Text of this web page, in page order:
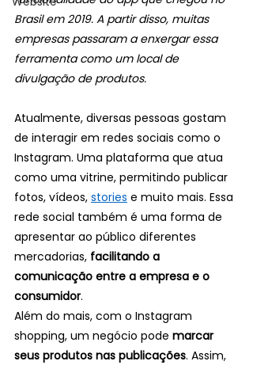
Brasil em 2019. A partir disso, muitas
empresas passaram a enxergar essa
ferramenta como um local de
divulgação de produtos.
Atualmente, diversas pessoas gostam
de interagir em redes sociais como o
Instagram. Uma plataforma que atua
como uma vitrine, permitindo publicar
fotos, vídeos, stories e muito mais. Essa
rede social também é uma forma de
apresentar ao público diferentes
mercadorias, facilitando a
comunicação entre a empresa e o
consumidor.
Além do mais, com o Instagram
shopping, um negócio pode marcar
seus produtos nas publicações. Assim,